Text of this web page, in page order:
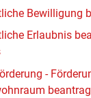
Bewilligung
Erlaubnis
-